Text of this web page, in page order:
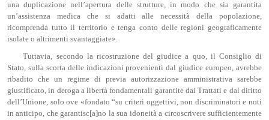
una duplicazione nell’apertura delle strutture, in modo che sia garantita
un’assistenza medica che si adatti alle necessità della popolazione,
ricomprenda tutto il territorio e tenga conto delle regioni geograficamente
isolate o altrimenti svantaggiate».
Tuttavia, secondo la ricostruzione del giudice a quo, il Consiglio di
Stato, sulla scorta delle indicazioni provenienti dal giudice europeo, avrebbe
ribadito che un regime di previa autorizzazione amministrativa sarebbe
giustificato, in deroga a libertà fondamentali garantite dai Trattati e dal diritto
dell’Unione, solo ove «fondato “su criteri oggettivi, non discriminatori e noti
in anticipo, che garantisc[a]no la sua idoneità a circoscrivere sufficientemente